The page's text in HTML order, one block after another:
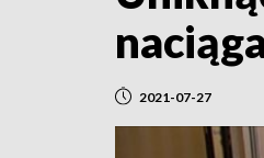
2021-07-27